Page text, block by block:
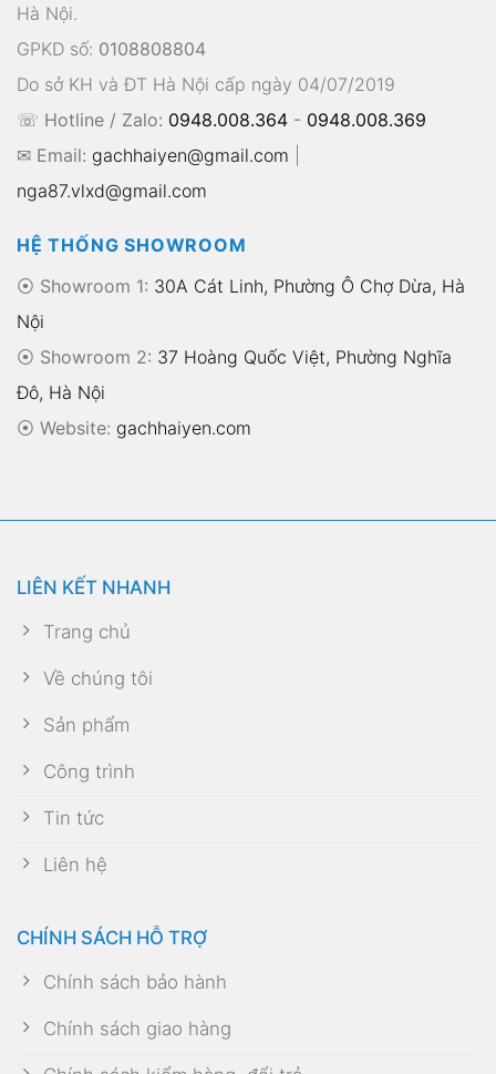
Hà Nội.
GPKD số: 0108808804
Do sở KH và ĐT Hà Nội cấp ngày 04/07/2019
☏ Hotline / Zalo: 0948.008.364 - 0948.008.369
✉ Email: gachhaiyen@gmail.com
nga87.vlxd@gmail.com
HỆ THỐNG SHOWROOM
⦿ Showroom 1: 30A Cát Linh, Phường Ô Chợ Dừa, Hà
Nội
⦿ Showroom 2: 37 Hoàng Quốc Việt, Phường Nghĩa
Đô, Hà Nội
⦿ Website: gachhaiyen.com
LIÊN KẾT NHANH
Trang chủ
Về chúng tôi
Sản phẩm
Công trình
Tin tức
Liên hệ
CHÍNH SÁCH HỖ TRỢ
Chính sách bảo hành
Chính sách giao hàng